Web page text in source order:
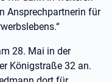
Ansprechpartnerin für
28. Mai in der
Königstraße 32 an.